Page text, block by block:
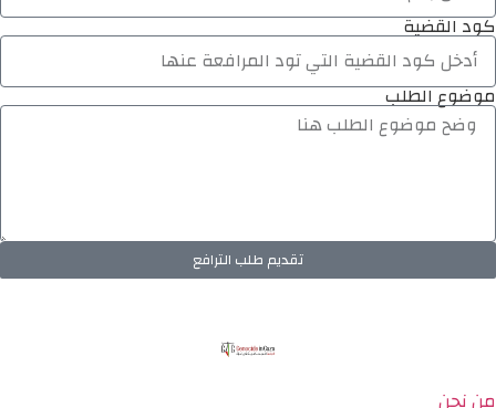
كود القضية
موضوع الطلب
تقديم طلب الترافع
من نحن